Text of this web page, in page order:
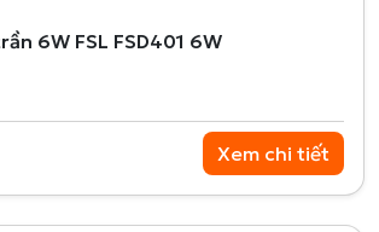
6W FSL FSD401 6W
Xem chi tiết